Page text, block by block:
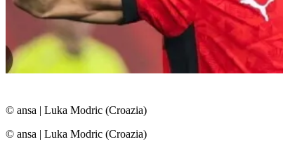
© ansa | Luka Modric (Croazia)
© ansa | Luka Modric (Croazia)